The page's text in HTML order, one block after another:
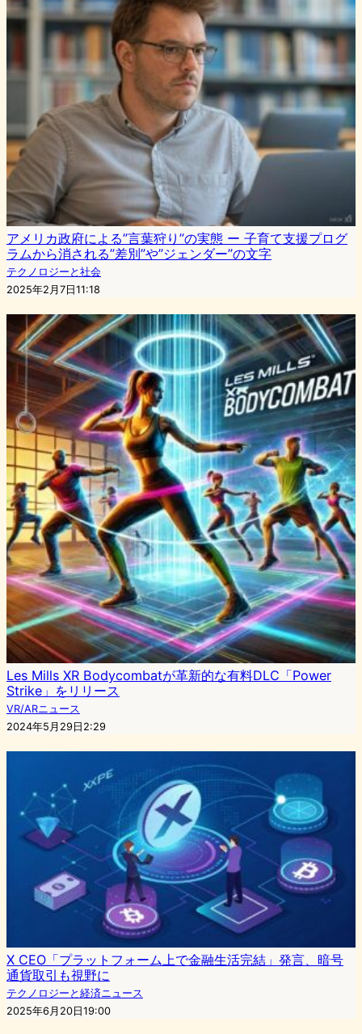
アメリカ政府による”言葉狩り”の実態 ー 子育て支援プログ
ラムから消される”差別”や”ジェンダー”の文字
テクノロジーと社会
2025年2月7日11:18
Les Mills XR Bodycombatが革新的な有料DLC「Power
Strike」をリリース
VR/ARニュース
2024年5月29日2:29
X CEO「プラットフォーム上で金融生活完結」発言、暗号
通貨取引も視野に
テクノロジーと経済ニュース
2025年6月20日19:00